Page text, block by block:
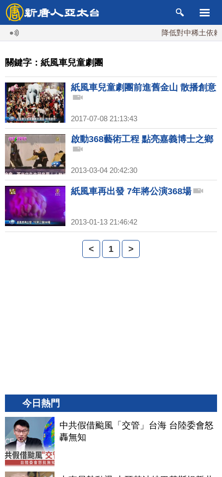
降低對中稀土依賴
關鍵字：紙風車兒童劇團
紙風車兒童劇團前進舊金山 散播創意
2017-07-08 21:13:43
啟動368藝術工程 點亮嘉義博士之鄉
2013-03-04 20:42:30
紙風車再出發 7年將公演368場
2013-01-13 21:46:42
< 1 >
今日熱門
中共假借颱風「交管」台海 台陸委會怒
轟無知